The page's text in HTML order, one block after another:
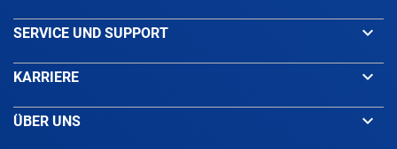
SERVICE UND SUPPORT keyboard_arrow_down
KARRIERE keyboard_arrow_down
ÜBER UNS keyboard_arrow_down